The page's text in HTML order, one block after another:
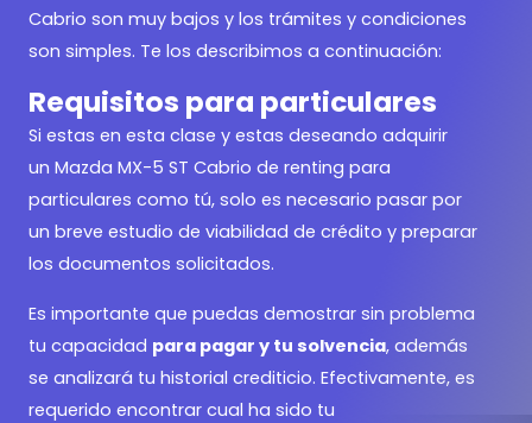
Cabrio son muy bajos y los trámites y condiciones
son simples. Te los describimos a continuación:
Requisitos para particulares
Si estas en esta clase y estas deseando adquirir
un Mazda MX-5 ST Cabrio de renting para
particulares como tú, solo es necesario pasar por
un breve estudio de viabilidad de crédito y preparar
los documentos solicitados.
Es importante que puedas demostrar sin problema
tu capacidad para pagar y tu solvencia, además
se analizará tu historial crediticio. Efectivamente, es
requerido encontrar cual ha sido tu